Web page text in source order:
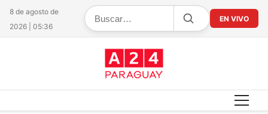
8 de agosto de
2026 | 05:36
EN VIVO